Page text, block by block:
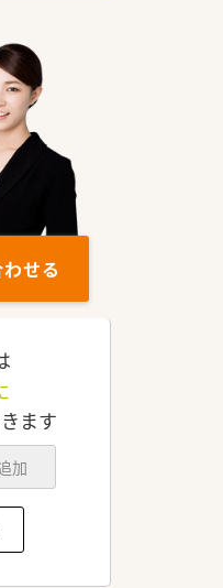
せる
ます
加